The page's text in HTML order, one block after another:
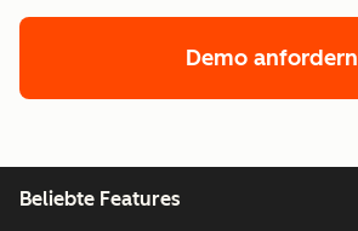
Demo anfordern
Beliebte Features